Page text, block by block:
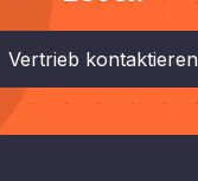
Vertrieb kontaktieren